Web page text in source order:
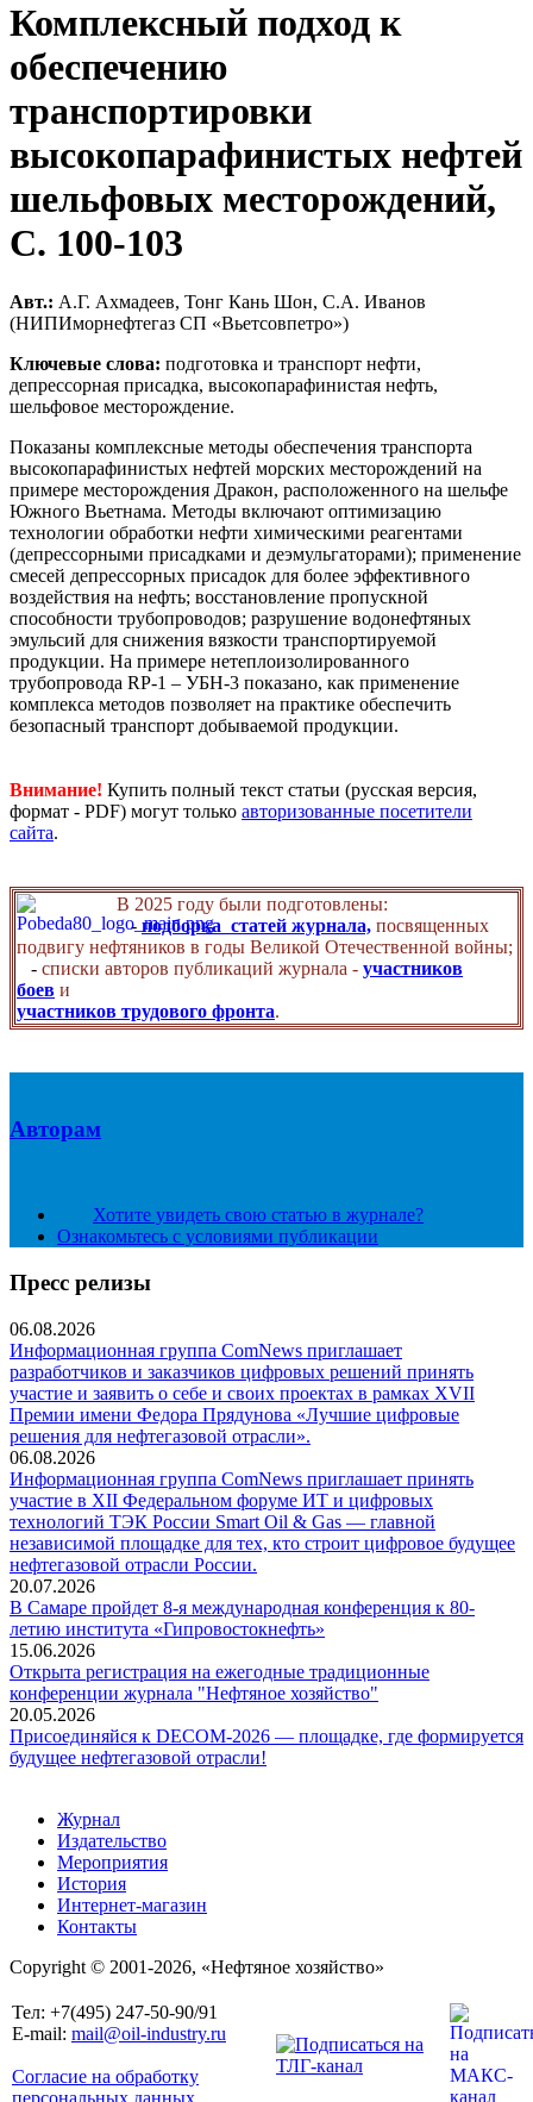
Комплексный подход к
обеспечению
транспортировки
высокопарафинистых нефтей
шельфовых месторождений,
C. 100-103
Авт.: А.Г. Ахмадеев, Тонг Кань Шон, С.А. Иванов
(НИПИморнефтегаз СП «Вьетсовпетро»)
Ключевые слова: подготовка и транспорт нефти,
депрессорная присадка, высокопарафинистая нефть,
шельфовое месторождение.
Показаны комплексные методы обеспечения транспорта
высокопарафинистых нефтей морских месторождений на
примере месторождения Дракон, расположенного на шельфе
Южного Вьетнама. Методы включают оптимизацию
технологии обработки нефти химическими реагентами
(депрессорными присадками и деэмульгаторами); применение
смесей депрессорных присадок для более эффективного
воздействия на нефть; восстановление пропускной
способности трубопроводов; разрушение водонефтяных
эмульсий для снижения вязкости транспортируемой
продукции. На примере нетеплоизолированного
трубопровода RP-1 – УБН-3 показано, как применение
комплекса методов позволяет на практике обеспечить
безопасный транспорт добываемой продукции.
Внимание! Купить полный текст статьи (русская версия,
формат - PDF) могут только авторизованные посетители
сайта.
В 2025 году были подготовлены:
- подборка статей журнала, посвященных
подвигу нефтяников в годы Великой Отечественной войны;
- списки авторов публикаций журнала - участников
боев и
участников трудового фронта.
Авторам
Хотите увидеть свою статью в журнале?
Ознакомьтесь с условиями публикации
Пресс релизы
06.08.2026
Информационная группа ComNews приглашает
разработчиков и заказчиков цифровых решений принять
участие и заявить о себе и своих проектах в рамках XVII
Премии имени Федора Прядунова «Лучшие цифровые
решения для нефтегазовой отрасли».
06.08.2026
Информационная группа ComNews приглашает принять
участие в XII Федеральном форуме ИТ и цифровых
технологий ТЭК России Smart Oil & Gas — главной
независимой площадке для тех, кто строит цифровое будущее
нефтегазовой отрасли России.
20.07.2026
В Самаре пройдет 8-я международная конференция к 80-
летию института «Гипровостокнефть»
15.06.2026
Открыта регистрация на ежегодные традиционные
конференции журнала "Нефтяное хозяйство"
20.05.2026
Присоединяйся к DECOM-2026 — площадке, где формируется
будущее нефтегазовой отрасли!
Журнал
Издательство
Мероприятия
История
Интернет-магазин
Контакты
Copyright © 2001-2026, «Нефтяное хозяйство»
Тел: +7(495) 247-50-90/91
E-mail: mail@oil-industry.ru
Согласие на обработку
персональных данных